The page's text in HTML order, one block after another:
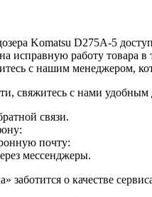
Komatsu D275A-5
исправную работу товара
с нашим менеджером,
свяжитесь с нами удобным
связи.
почту:
мессенджеры.
заботится о качестве